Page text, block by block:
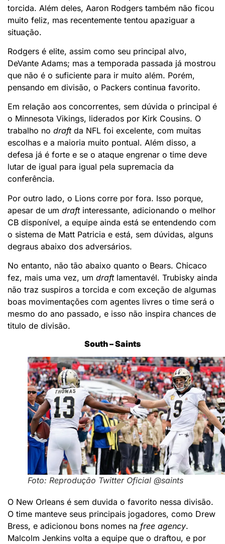
torcida. Além deles, Aaron Rodgers também não ficou
muito feliz, mas recentemente tentou apaziguar a
situação.
Rodgers é elite, assim como seu principal alvo,
DeVante Adams; mas a temporada passada já mostrou
que não é o suficiente para ir muito além. Porém,
pensando em divisão, o Packers continua favorito.
Em relação aos concorrentes, sem dúvida o principal é
o Minnesota Vikings, liderados por Kirk Cousins. O
trabalho no draftda NFL foi excelente, com muitas
escolhas e a maioria muito pontual. Além disso, a
defesa já é forte e se o ataque engrenar o time deve
lutar de igual para igual pela supremacia da
conferência.
Por outro lado, o Lions corre por fora. Isso porque,
apesar de um draftinteressante, adicionando o melhor
CB disponível, a equipe ainda está se entendendo com
o sistema de Matt Patricia e está, sem dúvidas, alguns
degraus abaixo dos adversários.
No entanto, não tão abaixo quanto o Bears. Chicaco
fez, mais uma vez, um draftlamentavél. Trubisky ainda
não traz suspiros a torcida e com exceção de algumas
boas movimentações com agentes livres o time será o
mesmo do ano passado, e isso não inspira chances de
titulo de divisão.
South – Saints
Foto: Reprodução Twitter Oficial @saints
O New Orleans é sem duvida o favorito nessa divisão.
O time manteve seus principais jogadores, como Drew
Bress, e adicionou bons nomes na free agency.
Malcolm Jenkins volta a equipe que o draftou, e por